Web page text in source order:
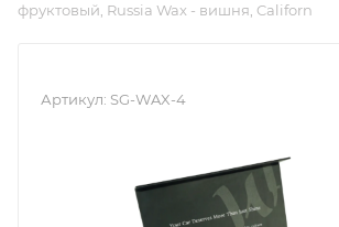
фруктовый, Russia Wax - вишня, Californ
Артикул: SG-WAX-4